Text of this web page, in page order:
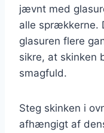
jævnt med
alle sprækkerne.
glasuren flere
sikre, at skinken
smagfuld.
Steg skinken i
afhængigt af